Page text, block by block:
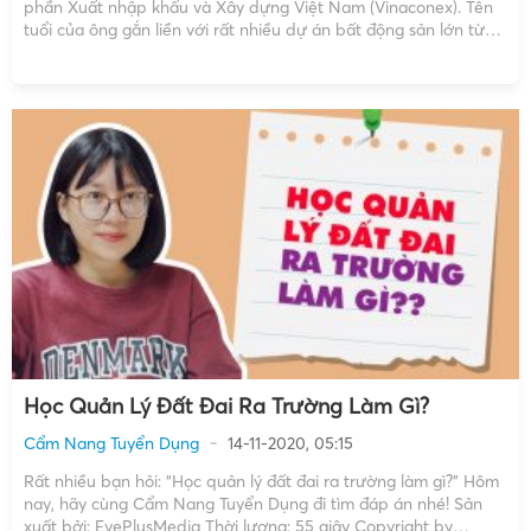
phần Xuất nhập khẩu và Xây dựng Việt Nam (Vinaconex). Tên
tuổi của ông gắn liền với rất nhiều dự án bất động sản lớn từ
Học Quản Lý Đất Đai Ra Trường Làm Gì?
Cẩm Nang Tuyển Dụng
14-11-2020, 05:15
Rất nhiều bạn hỏi: “Học quản lý đất đai ra trường làm gì?” Hôm
nay, hãy cùng Cẩm Nang Tuyển Dụng đi tìm đáp án nhé! Sản
xuất bởi: EyePlusMedia Thời lượng: 55 giây Copyright by